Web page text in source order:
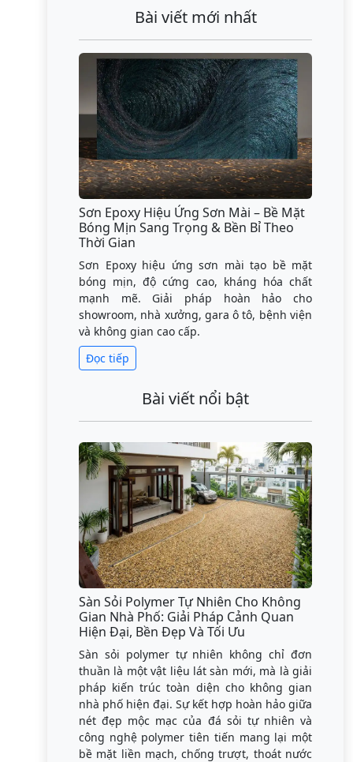
Bài viết mới nhất
Sơn Epoxy Hiệu Ứng Sơn Mài – Bề Mặt
Bóng Mịn Sang Trọng & Bền Bỉ Theo
Thời Gian
Sơn Epoxy hiệu ứng sơn mài tạo bề mặt
bóng mịn, độ cứng cao, kháng hóa chất
mạnh mẽ. Giải pháp hoàn hảo cho
showroom, nhà xưởng, gara ô tô, bệnh viện
và không gian cao cấp.
Đọc tiếp
Bài viết nổi bật
Sàn Sỏi Polymer Tự Nhiên Cho Không
Gian Nhà Phố: Giải Pháp Cảnh Quan
Hiện Đại, Bền Đẹp Và Tối Ưu
Sàn sỏi polymer tự nhiên không chỉ đơn
thuần là một vật liệu lát sàn mới, mà là giải
pháp kiến trúc toàn diện cho không gian
nhà phố hiện đại. Sự kết hợp hoàn hảo giữa
nét đẹp mộc mạc của đá sỏi tự nhiên và
công nghệ polymer tiên tiến mang lại một
bề mặt liền mạch, chống trượt, thoát nước